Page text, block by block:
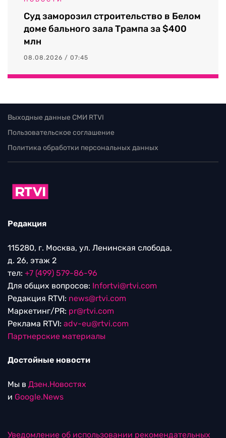
Суд заморозил строительство в Белом
доме бального зала Трампа за $400
млн
08.08.2026 / 07:45
Выходные данные СМИ RTVI
Пользовательское соглашение
Политика обработки персональных данных
Редакция
115280, г. Москва, ул. Ленинская слобода,
д. 26, этаж 2
тел: +7 (499) 579-86-96
Для общих вопросов: Infortvi@rtvi.com
Редакция RTVI: news@rtvi.com
Маркетинг/PR: pr@rtvi.com
Реклама RTVI: adv-eu@rtvi.com
Партнерские материалы
Достойные новости
Мы в Дзен.Новостях
и Google.News
Уведомление об использовании рекомендательных